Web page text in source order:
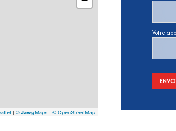
| © JawgMaps | © OpenStreetMap
Votre